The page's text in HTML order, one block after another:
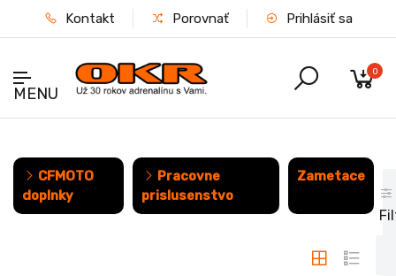
Kontakt Porovnať Prihlásiť sa
MENU
0
Zametace
Pracovne
prislusenstvo
CFMOTO
doplnky